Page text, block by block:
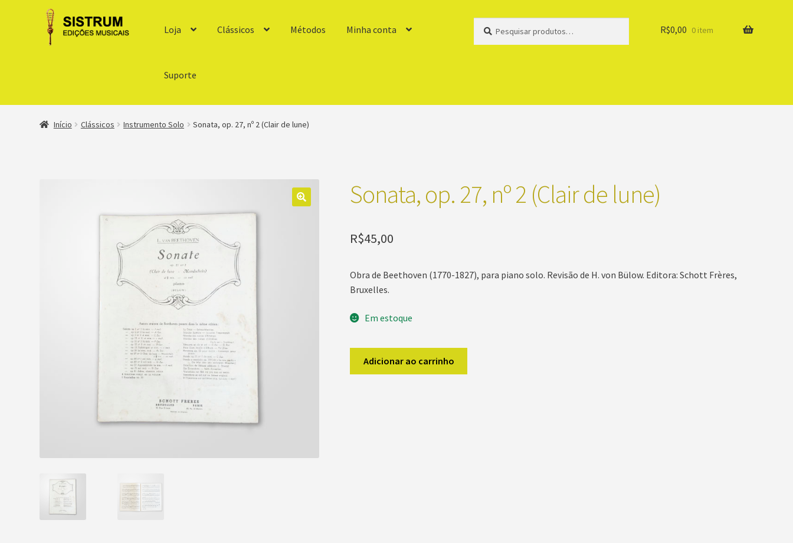
Loja Clássicos Métodos Minha conta
Suporte
Pesquisar
R$0,00 0 item
Início Clássicos Instrumento Solo Sonata, op. 27, nº 2 (Clair de lune)
Sonata, op. 27, nº 2 (Clair de lune)
R$45,00
Obra de Beethoven (1770-1827), para piano solo. Revisão de H. von Bülow. Editora: Schott Frères,
Bruxelles.
Em estoque
Adicionar ao carrinho